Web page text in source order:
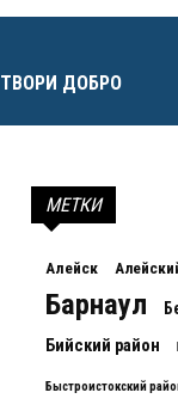
ТВОРИ ДОБРО
МЕТКИ
Алейск
Барнаул
Бийский район
Быстроистокский